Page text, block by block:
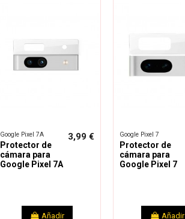
Google Pixel 7A
Protector de
cámara para
Google Pixel 7A
3,99 €
Añadir
Google Pixel 7
Protector de
cámara para
Google Pixel 7
Añadir